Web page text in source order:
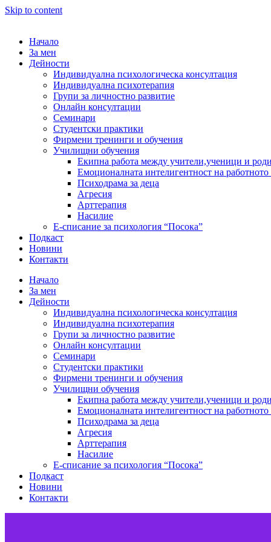
Skip to content
Начало
За мен
Дейности
Индивидуална психологическа консултация
Индивидуална психотерапия
Групи за личностно развитие
Онлайн консултации
Семинари
Студентски практики
Фирмени тренинги и обучения
Училищни обучения
Екипна работа между учители,ученици и
Емоционалната интелигентност на работното
Психодрама за деца
Агресия
Арттерапия
Насилие
Е-списание за психология “Посока”
Подкаст
Новини
Контакти
Начало
За мен
Дейности
Индивидуална психологическа консултация
Индивидуална психотерапия
Групи за личностно развитие
Онлайн консултации
Семинари
Студентски практики
Фирмени тренинги и обучения
Училищни обучения
Екипна работа между учители,ученици и
Емоционалната интелигентност на работното
Психодрама за деца
Агресия
Арттерапия
Насилие
Е-списание за психология “Посока”
Подкаст
Новини
Контакти